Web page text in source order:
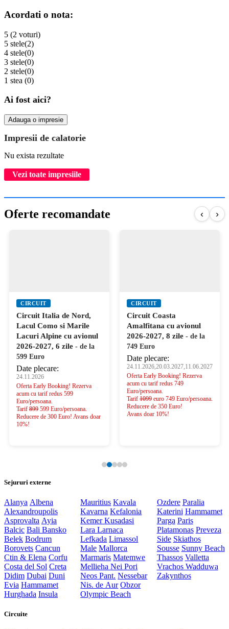
Acordati o nota:
5 (2 voturi)
5 stele(2)
4 stele(0)
3 stele(0)
2 stele(0)
1 stea (0)
Ai fost aici?
Adauga o impresie
Impresii de calatorie
Nu exista rezultate
Vezi toate impresiile
Oferte recomandate ‹ ›
CIRCUIT
Circuit Italia de Nord,
Lacul Como si Marile
Lacuri Alpine cu avionul
2026-2027, 6 zile - de la
599 Euro
Date plecare:
24.11.2026
Oferta Early Booking! Rezerva
acum cu tarif redus 599
Euro/persoana.
Tarif 899 599 Euro/persoana.
Reducere de 300 Euro! Avans doar
10%!
CIRCUIT
Circuit Coasta
Amalfitana cu avionul
2026-2027, 8 zile - de la
749 Euro
Date plecare:
24.11.2026,20.03.2027,11.06.2027
Oferta Early Booking! Rezerva
acum cu tarif redus 749
Euro/persoana.
Tarif 1099 euro 749 Euro/persoana.
Reducere de 350 Euro!
Avans doar 10%!
Sejururi externe
Alanya Albena
Alexandroupolis
Asprovalta Ayia
Balcic Bali Bansko
Belek Bodrum
Borovets Cancun
Ctin & Elena Corfu
Costa del Sol Creta
Didim Dubai Duni
Evia Hammamet
Hurghada Insula
Mauritius Kavala
Kavarna Kefalonia
KemerKusadasi
LaraLarnaca
Lefkada Limassol
Male Mallorca
Marmaris Matemwe
MelliehaNei Pori
Neos Pant. Nessebar
Nis. de Aur Obzor
Olympic Beach
Ozdere Paralia
Katerini Hammamet
Parga Paris
Platamonas Preveza
Side Skiathos
Sousse Sunny Beach
Thassos Valletta
Vrachos Wadduwa
Zakynthos
Circuite